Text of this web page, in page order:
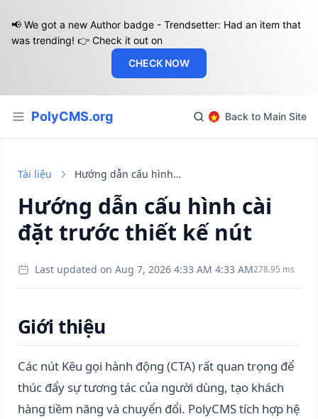
📢 We got a new Author badge - Trendsetter: Had an item that
was trending! 👉 Check it out on
CHECK NOW
PolyCMS.org Back to Main Site
Tài liệu Hướng dẫn cấu hình cài đặt trước thiết kế nút
Hướng dẫn cấu hình cài
đặt trước thiết kế nút
Last updated on Aug 7, 2026 4:33 AM 4:33 AM278.95 ms
Giới thiệu
Các nút Kêu gọi hành động (CTA) rất quan trọng để
thúc đẩy sự tương tác của người dùng, tạo khách
hàng tiềm năng và chuyển đổi. PolyCMS tích hợp hệ